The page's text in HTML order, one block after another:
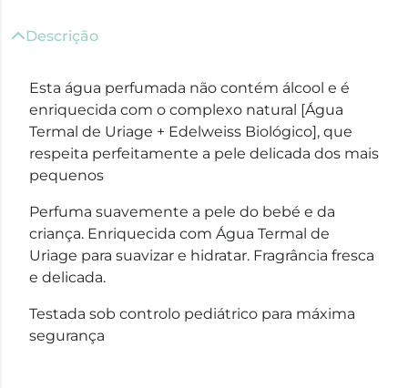
Descrição
Esta água perfumada não contém álcool e é
enriquecida com o complexo natural [Água
Termal de Uriage + Edelweiss Biológico], que
respeita perfeitamente a pele delicada dos mais
pequenos
Perfuma suavemente a pele do bebé e da
criança. Enriquecida com Água Termal de
Uriage para suavizar e hidratar. Fragrância fresca
e delicada.
Testada sob controlo pediátrico para máxima
segurança